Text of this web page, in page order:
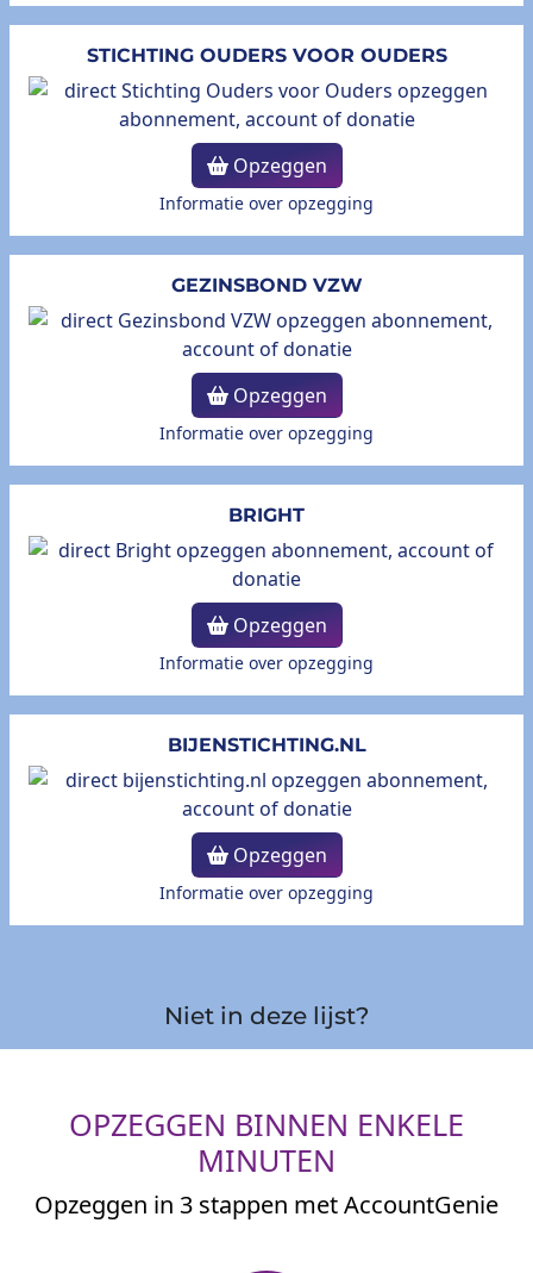
STICHTING OUDERS VOOR OUDERS
Opzeggen
Informatie over opzegging
GEZINSBOND VZW
Opzeggen
Informatie over opzegging
BRIGHT
Opzeggen
Informatie over opzegging
BIJENSTICHTING.NL
Opzeggen
Informatie over opzegging
Niet in deze lijst?
OPZEGGEN BINNEN ENKELE
MINUTEN
Opzeggen in 3 stappen met AccountGenie